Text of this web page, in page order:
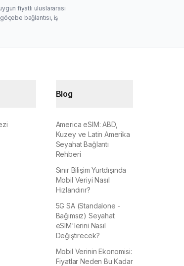
fiyatlı uluslararası
bağlantısı, iş
Blog
America eSIM: ABD,
Kuzey ve Latin Amerika
Seyahat Bağlantı
Rehberi
Sınır Bilişim Yurtdışında
Mobil Veriyi Nasıl
Hızlandırır?
5G SA (Standalone -
Bağımsız) Seyahat
eSIM'lerini Nasıl
Değiştirecek?
Mobil Verinin Ekonomisi:
Fiyatlar Neden Bu Kadar